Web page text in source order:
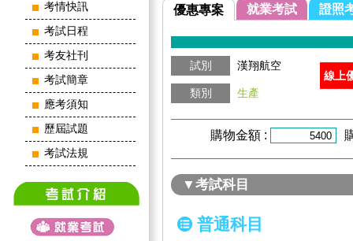
考情快訊
考試日程
考友社刊
考試簡章
應考須知
歷屆試題
考試法規
優惠專案 就業考試 證照
試別 漢翔航空
類別 生產
線上
購物金額 :
▼考試科目
普通科目